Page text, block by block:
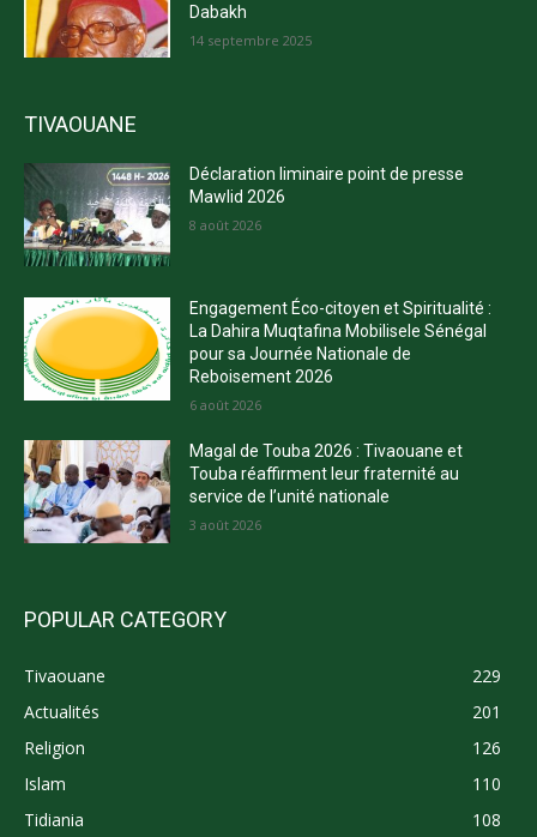
Dabakh
14 septembre 2025
TIVAOUANE
Déclaration liminaire point de presse
Mawlid 2026
8 août 2026
Engagement Éco-citoyen et Spiritualité :
La Dahira Muqtafina Mobilisele Sénégal
pour sa Journée Nationale de
Reboisement 2026
6 août 2026
Magal de Touba 2026 : Tivaouane et
Touba réaffirment leur fraternité au
service de l’unité nationale
3 août 2026
POPULAR CATEGORY
Tivaouane
229
Actualités
201
Religion
126
Islam
110
Tidiania
108